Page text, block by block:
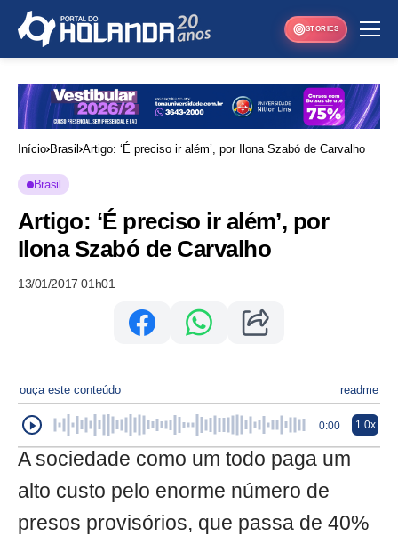
STORIES
Início Brasil Artigo: ‘É preciso ir além’, por Ilona Szabó de Carvalho
Brasil
Artigo: ‘É preciso ir além’, por
Ilona Szabó de Carvalho
13/01/2017 01h01
ouça este conteúdo readme
0:00 1.0x
A sociedade como um todo paga um
alto custo pelo enorme número de
presos provisórios, que passa de 40%